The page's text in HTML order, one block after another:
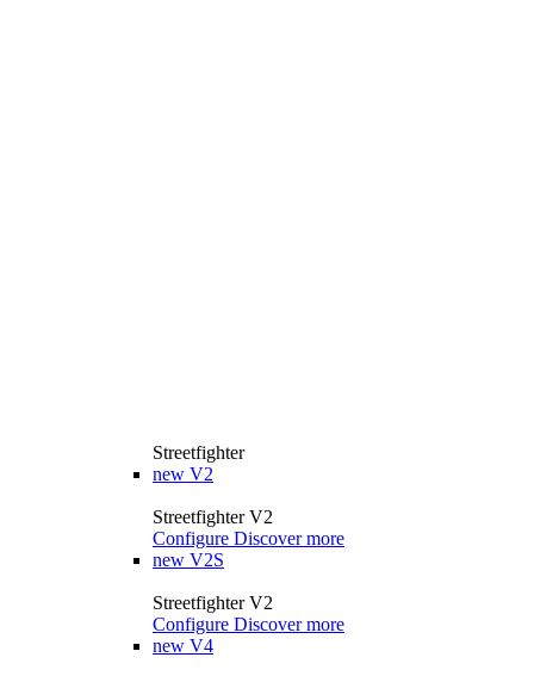
Streetfighter
new V2
Streetfighter V2
Configure Discover more
new V2S
Streetfighter V2
Configure Discover more
new V4